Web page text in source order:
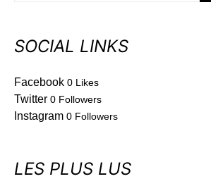
SOCIAL LINKS
Facebook 0 Likes
Twitter 0 Followers
Instagram 0 Followers
LES PLUS LUS